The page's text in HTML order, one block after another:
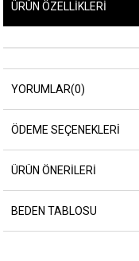
ÜRÜN ÖZELLIKLERI
YORUMLAR(0)
ÖDEME SEÇENEKLERI
ÜRÜN ÖNERILERI
BEDEN TABLOSU